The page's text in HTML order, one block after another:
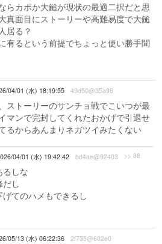
らカポか大鎚が現状の最適二択だと思
真面目にストーリーや高難易度で大鎚
居る？
有るという前提でちょっと使い勝手聞
04/01 (水) 18:19:55 49d50@35a96
ストーリーのサンチョ戦でこいつが最
マンで完封してくれたおかげで引退せ
るからあんまりネガツイみたくない
04/01 (水) 19:42:42 bd4ae@92403 >> 88
るしな
し
てのハメもできるし
05/13 (水) 06:22:36 2f735@602e0